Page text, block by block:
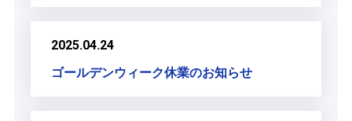
2025.04.24
ゴールデンウィーク休業のお知らせ